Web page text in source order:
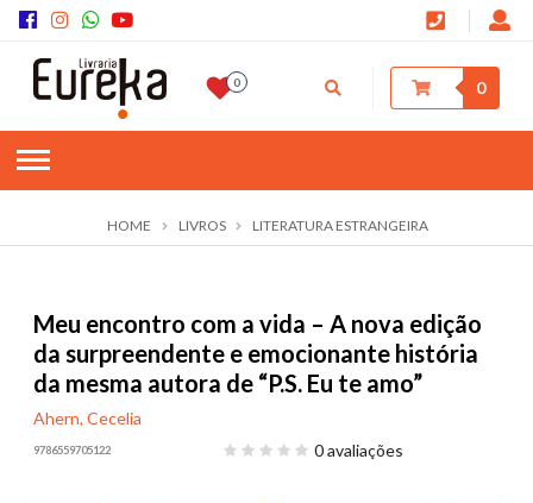
0 0
HOME LIVROS LITERATURA ESTRANGEIRA
Meu encontro com a vida – A nova edição
da surpreendente e emocionante história
da mesma autora de “P.S. Eu te amo”
Ahern, Cecelia
9786559705122 0 avaliações